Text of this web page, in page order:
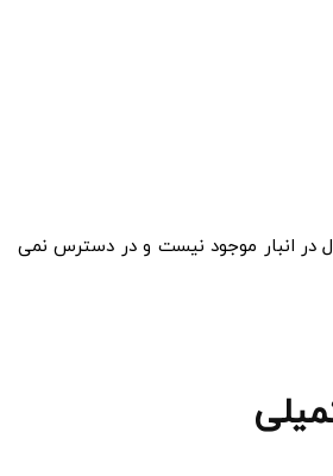
در انبار موجود نیست و در دسترس نمی